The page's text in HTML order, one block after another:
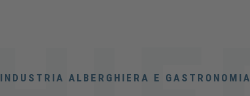
INDUSTRIA ALBERGHIERA E GASTRONOMIA